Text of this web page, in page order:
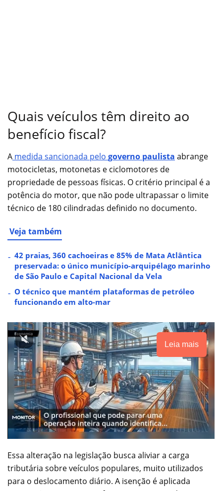
Quais veículos têm direito ao
benefício fiscal?
A medida sancionada pelo governo paulista abrange
motocicletas, motonetas e ciclomotores de
propriedade de pessoas físicas. O critério principal é a
potência do motor, que não pode ultrapassar o limite
técnico de 180 cilindradas definido no documento.
Veja também
42 praias, 360 cachoeiras e 85% de Mata Atlântica
preservada: o único município-arquipélago marinho
de São Paulo e Capital Nacional da Vela
O técnico que mantém plataformas de petróleo
funcionando em alto-mar
Leia mais
Essa alteração na legislação busca aliviar a carga
tributária sobre veículos populares, muito utilizados
para o deslocamento diário. A isenção é aplicada